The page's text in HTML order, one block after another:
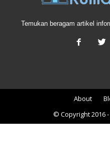
Temukan beragam artikel
About
© Copyright 2016